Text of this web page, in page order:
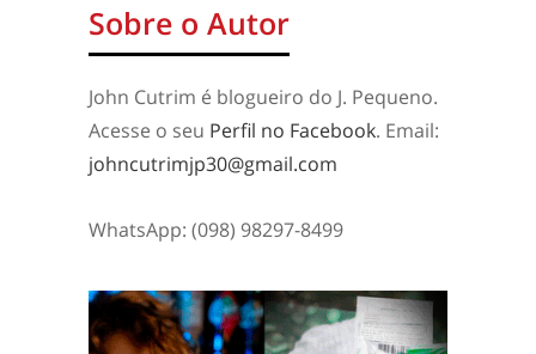
Sobre o Autor
John Cutrim é blogueiro do J. Pequeno.
Acesse o seu Perfil no Facebook. Email:
johncutrimjp30@gmail.com
WhatsApp: (098) 98297-8499